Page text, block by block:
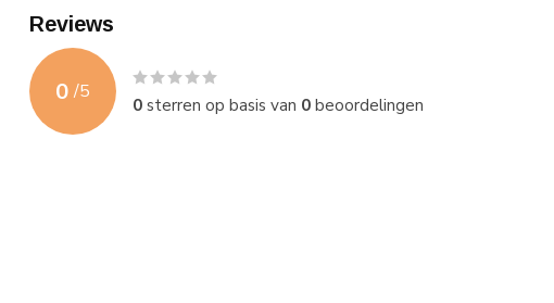
Reviews
0 /5
0sterren op basis van 0beoordelingen